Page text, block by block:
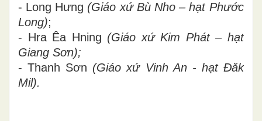
- Long Hưng (Giáo xứBù Nho –hạt Phước
Long);
- Hra Êa Hning (Giáo xứKim Phát – hạt
Giang Sơn);
- Thanh Sơn (Giáo xứVinh An - hạt Đăk
Mil).